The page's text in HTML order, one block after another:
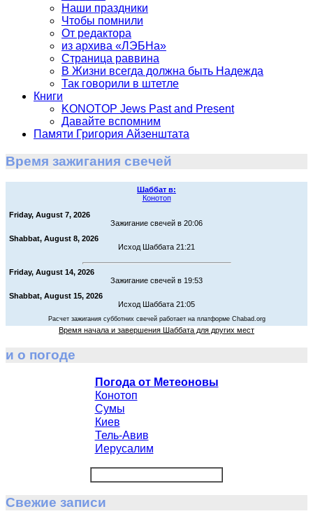
Наши праздники
Чтобы помнили
От редактора
из архива «ЛЭБНа»
Страница раввина
В Жизни всегда должна быть Надежда
Так говорили в штетле
Книги
KONOTOP Jews Past and Present
Давайте вспомним
Памяти Григория Айзенштата
Время зажигания свечей
Шаббат в:
Конотоп
Friday, August 7, 2026
Зажигание свечей в 20:06
Shabbat, August 8, 2026
Исход Шаббата 21:21
Friday, August 14, 2026
Зажигание свечей в 19:53
Shabbat, August 15, 2026
Исход Шаббата 21:05
Расчет зажигания субботних свечей работает на платформе Chabad.org
Время начала и завершения Шаббата для других мест
и о погоде
Погода от Метеоновы
Конотоп
Сумы
Киев
Тель-Авив
Иерусалим
Свежие записи